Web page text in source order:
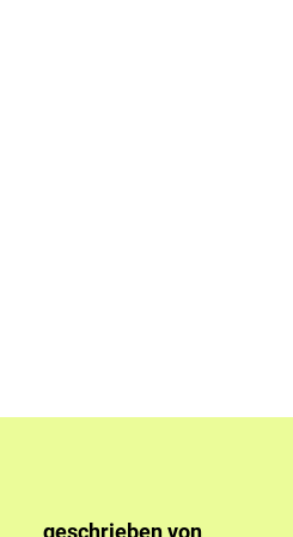
geschrieben von